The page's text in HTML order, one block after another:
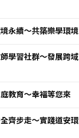
永續～共築樂學環境
學習社群～發展跨域
教育～幸福等您來
齊步走～實踐道安環